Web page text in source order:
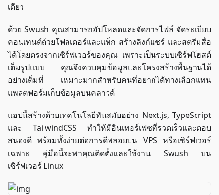
เดียว
ด้วย Swush คุณสามารถอัปโหลดและจัดการไฟล์ จัดระเบียบ
คอนเทนต์ด้วยโฟลเดอร์และแท็ก สร้างลิงก์แชร์ และสตรีมสื่อ
ได้โดยตรงจากเซิร์ฟเวอร์ของคุณ เพราะเป็นระบบเซิร์ฟโฮสต์
เต็มรูปแบบ คุณจึงควบคุมข้อมูลและโครงสร้างพื้นฐานได้
อย่างเต็มที่ เหมาะมากสำหรับคนที่อยากได้ทางเลือกแทน
แพลตฟอร์มเก็บข้อมูลบนคลาวด์
แอปนี้สร้างด้วยเทคโนโลยีทันสมัยอย่าง Next.js, TypeScript
และ TailwindCSS ทำให้มีอินเทอร์เฟซที่รวดเร็วและตอบ
สนองดี พร้อมทั้งง่ายต่อการดีพลอยบน VPS หรือเซิร์ฟเวอร์
เฉพาะ คู่มือนี้จะพาคุณติดตั้งและใช้งาน Swush บน
เซิร์ฟเวอร์ Linux